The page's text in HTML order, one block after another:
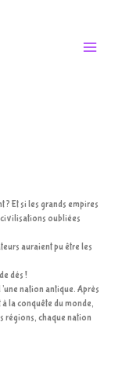
? Et si les grands empires
civilisations oubliées
auraient pu être les
dés !
nation antique. Après
la conquête du monde,
régions, chaque nation